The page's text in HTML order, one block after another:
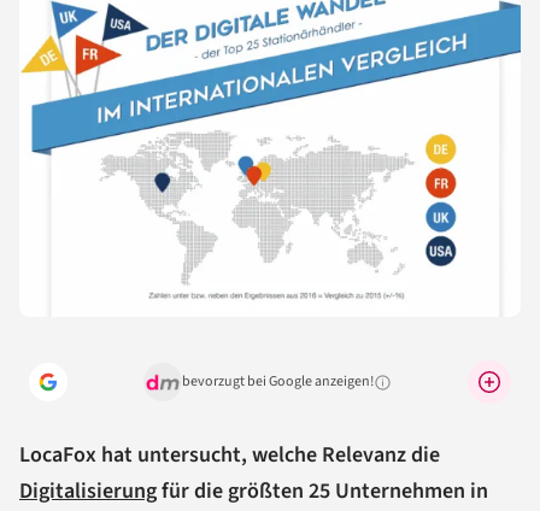
bevorzugt bei Google anzeigen!Warum lohnt sich das?
LocaFox hat untersucht, welche Relevanz die
Digitalisierungfür die größten 25 Unternehmen in